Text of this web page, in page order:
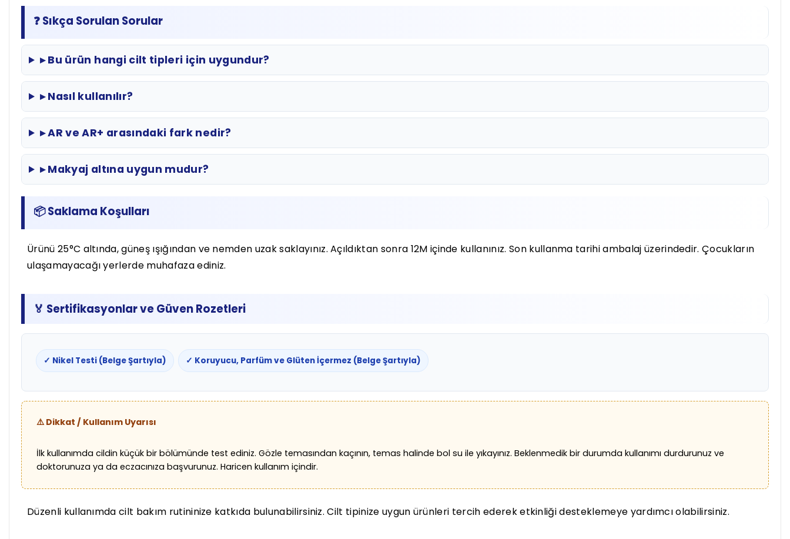
❓ Sıkça Sorulan Sorular
▸ Bu ürün hangi cilt tipleri için uygundur?
▸ Nasıl kullanılır?
▸ AR ve AR+ arasındaki fark nedir?
▸ Makyaj altına uygun mudur?
📦 Saklama Koşulları
Ürünü 25°C altında, güneş ışığından ve nemden uzak saklayınız. Açıldıktan sonra 12M içinde kullanınız. Son kullanma tarihi ambalaj üzerindedir. Çocukların
ulaşamayacağı yerlerde muhafaza ediniz.
🏅 Sertifikasyonlar ve Güven Rozetleri
✓ Nikel Testi (Belge Şartıyla) ✓ Koruyucu, Parfüm ve Glüten İçermez (Belge Şartıyla)
⚠️ Dikkat / Kullanım Uyarısı
İlk kullanımda cildin küçük bir bölümünde test ediniz. Gözle temasından kaçının, temas halinde bol su ile yıkayınız. Beklenmedik bir durumda kullanımı durdurunuz ve
doktorunuza ya da eczacınıza başvurunuz. Haricen kullanım içindir.
Düzenli kullanımda cilt bakım rutininize katkıda bulunabilirsiniz. Cilt tipinize uygun ürünleri tercih ederek etkinliği desteklemeye yardımcı olabilirsiniz.